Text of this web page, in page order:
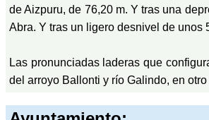
de Aizpuru, de 76,20 m. Y tras una
Abra. Y tras un ligero desnivel de
Las pronunciadas laderas que
del arroyo Ballonti y río Galindo, en